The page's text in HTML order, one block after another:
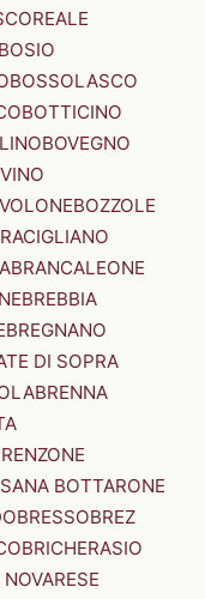
BOSIO
BOSSOLASCO
BOTTICINO
BOVEGNO
BOZZOLE
BRANCALEONE
BREBBIA
BREGNANO
DI SOPRA
BRENNA
BOTTARONE
BRESSOBREZ
BRICHERASIO